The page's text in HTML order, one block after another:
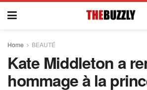
Home BEAUTÉ
Kate Middleton a
hommage à la